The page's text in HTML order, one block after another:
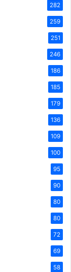
282
259
251
246
186
185
179
136
109
100
95
90
80
80
72
69
58